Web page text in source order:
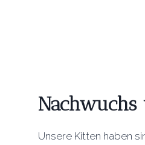
Nachwuchs
Unsere Kitten haben